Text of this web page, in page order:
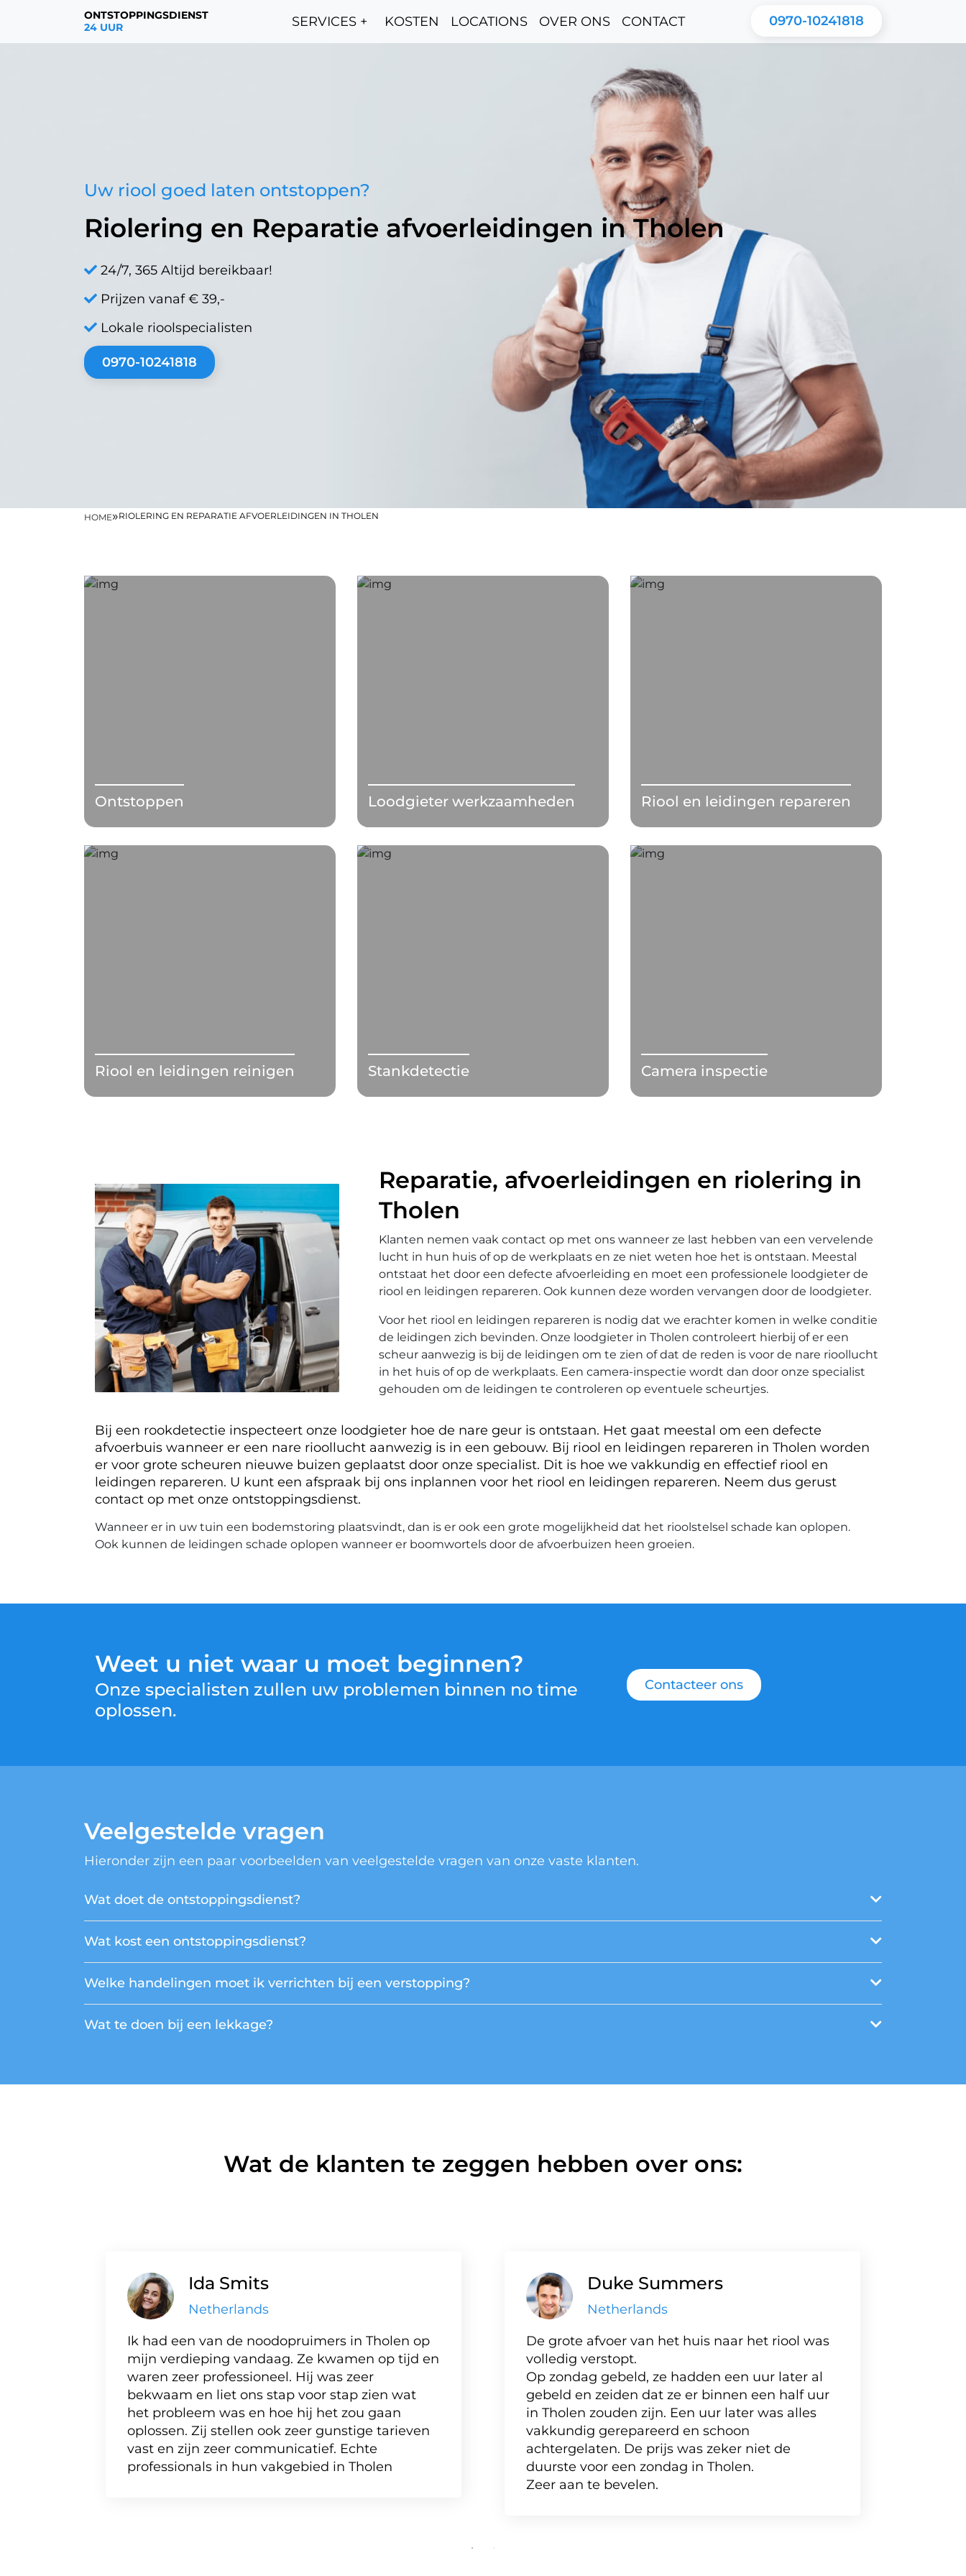
ONTSTOPPINGSDIENST
24 UUR
SERVICES + KOSTEN LOCATIONS OVER ONS CONTACT 0970-10241818
Uw riool goed laten ontstoppen?
Riolering en Reparatie afvoerleidingen in Tholen
24/7, 365 Altijd bereikbaar!
Prijzen vanaf € 39,-
Lokale rioolspecialisten
0970-10241818
HOME»RIOLERING EN REPARATIE AFVOERLEIDINGEN IN THOLEN
Ontstoppen Loodgieter werkzaamheden Riool en leidingen repareren
Riool en leidingen reinigen Stankdetectie Camera inspectie
Reparatie, afvoerleidingen en riolering in
Tholen
Klanten nemen vaak contact op met ons wanneer ze last hebben van een vervelende
lucht in hun huis of op de werkplaats en ze niet weten hoe het is ontstaan. Meestal
ontstaat het door een defecte afvoerleiding en moet een professionele loodgieter de
riool en leidingen repareren. Ook kunnen deze worden vervangen door de loodgieter.
Voor het riool en leidingen repareren is nodig dat we erachter komen in welke conditie
de leidingen zich bevinden. Onze loodgieter in Tholen controleert hierbij of er een
scheur aanwezig is bij de leidingen om te zien of dat de reden is voor de nare rioollucht
in het huis of op de werkplaats. Een camera-inspectie wordt dan door onze specialist
gehouden om de leidingen te controleren op eventuele scheurtjes.
Bij een rookdetectie inspecteert onze loodgieter hoe de nare geur is ontstaan. Het gaat meestal om een defecte
afvoerbuis wanneer er een nare rioollucht aanwezig is in een gebouw. Bij riool en leidingen repareren in Tholen worden
er voor grote scheuren nieuwe buizen geplaatst door onze specialist. Dit is hoe we vakkundig en effectief riool en
leidingen repareren. U kunt een afspraak bij ons inplannen voor het riool en leidingen repareren. Neem dus gerust
contact op met onze ontstoppingsdienst.
Wanneer er in uw tuin een bodemstoring plaatsvindt, dan is er ook een grote mogelijkheid dat het rioolstelsel schade kan oplopen.
Ook kunnen de leidingen schade oplopen wanneer er boomwortels door de afvoerbuizen heen groeien.
Weet u niet waar u moet beginnen?
Onze specialisten zullen uw problemen binnen no time
oplossen.
Contacteer ons
Veelgestelde vragen
Hieronder zijn een paar voorbeelden van veelgestelde vragen van onze vaste klanten.
Wat doet de ontstoppingsdienst?
Wat kost een ontstoppingsdienst?
Welke handelingen moet ik verrichten bij een verstopping?
Wat te doen bij een lekkage?
Wat de klanten te zeggen hebben over ons:
Ida Smits
Netherlands
Ik had een van de noodopruimers in Tholen op
mijn verdieping vandaag. Ze kwamen op tijd en
waren zeer professioneel. Hij was zeer
bekwaam en liet ons stap voor stap zien wat
het probleem was en hoe hij het zou gaan
oplossen. Zij stellen ook zeer gunstige tarieven
vast en zijn zeer communicatief. Echte
professionals in hun vakgebied in Tholen
Duke Summers
Netherlands
De grote afvoer van het huis naar het riool was
volledig verstopt.
Op zondag gebeld, ze hadden een uur later al
gebeld en zeiden dat ze er binnen een half uur
in Tholen zouden zijn. Een uur later was alles
vakkundig gerepareerd en schoon
achtergelaten. De prijs was zeker niet de
duurste voor een zondag in Tholen.
Zeer aan te bevelen.